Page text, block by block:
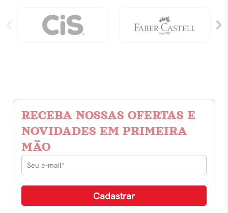
RECEBA NOSSAS OFERTAS E
NOVIDADES EM PRIMEIRA
MÃO